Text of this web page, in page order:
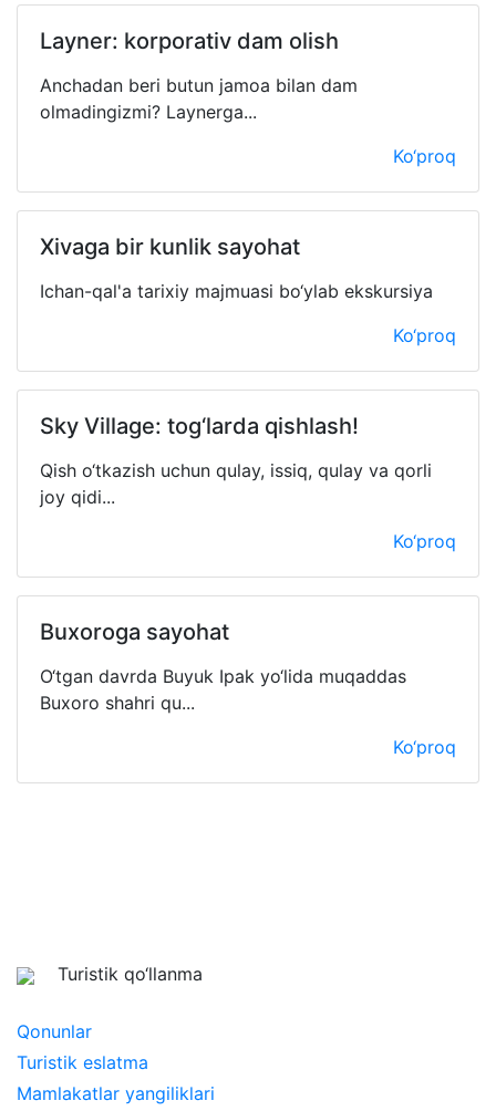
Layner: korporativ dam olish
Anchadan beri butun jamoa bilan dam
olmadingizmi? Laynerga...
Ko‘proq
Xivaga bir kunlik sayohat
Ichan-qal'a tarixiy majmuasi bo‘ylab ekskursiya
Ko‘proq
Sky Village: tog‘larda qishlash!
Qish o‘tkazish uchun qulay, issiq, qulay va qorli
joy qidi...
Ko‘proq
Buxoroga sayohat
O‘tgan davrda Buyuk Ipak yo‘lida muqaddas
Buxoro shahri qu...
Ko‘proq
Turistik qo‘llanma
Qonunlar
Turistik eslatma
Mamlakatlar yangiliklari